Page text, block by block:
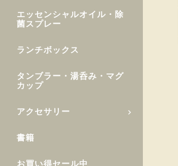
エッセンシャルオイル・除
菌スプレー
ランチボックス
タンブラー・湯呑み・マグ
カップ
アクセサリー
書籍
お買い得セール中